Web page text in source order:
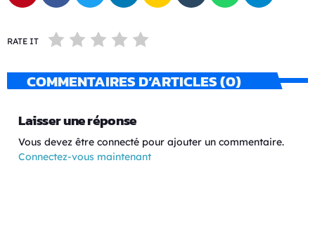
RATE IT
COMMENTAIRES D’ARTICLES (0)
Laisser une réponse
Vous devez être connecté pour ajouter un commentaire.
Connectez-vous maintenant